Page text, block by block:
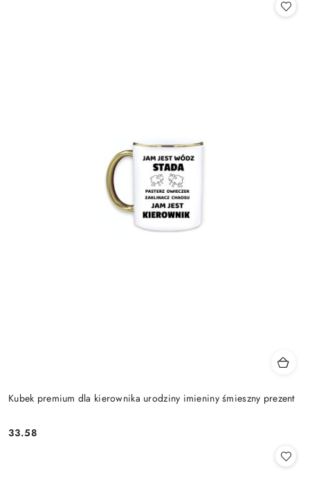
Kubek premium dla kierownika urodziny imieniny śmieszny prezent
Cena:
33.58